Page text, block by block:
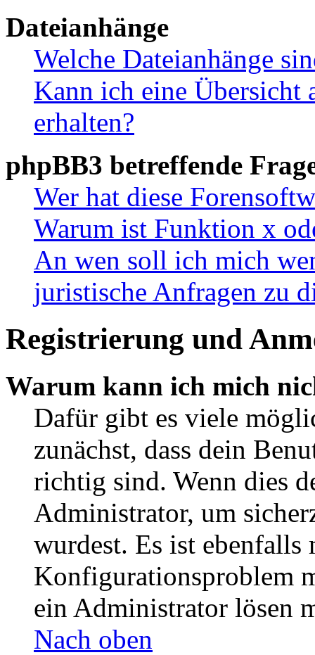
Dateianhänge
Welche Dateianhänge
Kann ich eine Übersicht
erhalten?
phpBB3 betreffende
Wer hat diese
Warum ist Funktion x
An wen soll ich mich
juristische Anfragen zu
Registrierung und
Warum kann ich mich
Dafür gibt es viele
zunächst, dass dein
richtig sind. Wenn dies
Administrator, um
wurdest. Es ist ebenfalls
Konfigurationsproblem
ein Administrator lösen
Nach oben